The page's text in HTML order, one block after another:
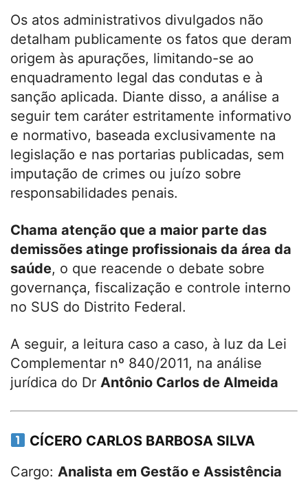
Os atos administrativos divulgados não
detalham publicamente os fatos que deram
origem às apurações, limitando-se ao
enquadramento legal das condutas e à
sanção aplicada. Diante disso, a análise a
seguir tem caráter estritamente informativo
e normativo, baseada exclusivamente na
legislação e nas portarias publicadas, sem
imputação de crimes ou juízo sobre
responsabilidades penais.
Chama atenção que a maior parte das
demissões atinge profissionais da área da
saúde, o que reacende o debate sobre
governança, fiscalização e controle interno
no SUS do Distrito Federal.
A seguir, a leitura caso a caso, à luz da Lei
Complementar nº 840/2011, na análise
jurídica do Dr Antônio Carlos de Almeida
CÍCERO CARLOS BARBOSA SILVA
Cargo: Analista em Gestão e Assistência